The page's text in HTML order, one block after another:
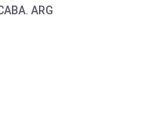
ARG